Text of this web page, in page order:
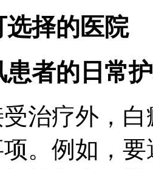
择的医院
患者的日常
治疗外，
。例如，